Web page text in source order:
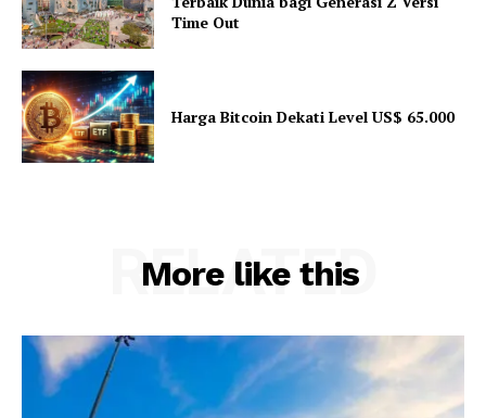
Time Out
Harga Bitcoin Dekati Level US$ 65.000
More like this
RELATED